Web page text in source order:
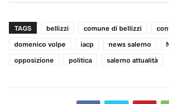
TAGS bellizzi comune di bellizzi
domenico volpe
iacp news salerno
opposizione
politica salerno attualità